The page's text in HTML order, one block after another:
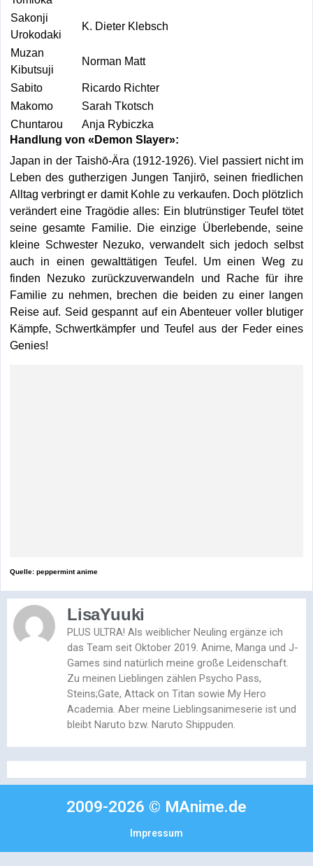
Sakonji
Urokodaki
K. Dieter Klebsch
Muzan
Kibutsuji
Norman Matt
Sabito
Ricardo Richter
Makomo
Sarah Tkotsch
Chuntarou
Anja Rybiczka
Handlung von «Demon Slayer»:
Japan in der Taishō-Ära (1912-1926). Viel passiert nicht im
Leben des gutherzigen Jungen Tanjirō, seinen friedlichen
Alltag verbringt er damit Kohle zu verkaufen. Doch plötzlich
verändert eine Tragödie alles: Ein blutrünstiger Teufel tötet
seine gesamte Familie. Die einzige Überlebende, seine
kleine Schwester Nezuko, verwandelt sich jedoch selbst
auch in einen gewalttätigen Teufel. Um einen Weg zu
finden Nezuko zurückzuverwandeln und Rache für ihre
Familie zu nehmen, brechen die beiden zu einer langen
Reise auf. Seid gespannt auf ein Abenteuer voller blutiger
Kämpfe, Schwertkämpfer und Teufel aus der Feder eines
Genies!
Quelle: peppermint anime
LisaYuuki
PLUS ULTRA! Als weiblicher Neuling ergänze ich
das Team seit Oktober 2019. Anime, Manga und J-
Games sind natürlich meine große Leidenschaft.
Zu meinen Lieblingen zählen Psycho Pass,
Steins;Gate, Attack on Titan sowie My Hero
Academia. Aber meine Lieblingsanimeserie ist und
bleibt Naruto bzw. Naruto Shippuden.
2009-2026 © MAnime.de
Impressum